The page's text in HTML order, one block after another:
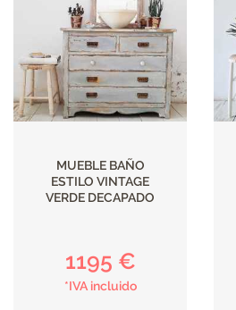
MUEBLE BAÑO
ESTILO VINTAGE
VERDE DECAPADO
1195 €
*IVA incluido